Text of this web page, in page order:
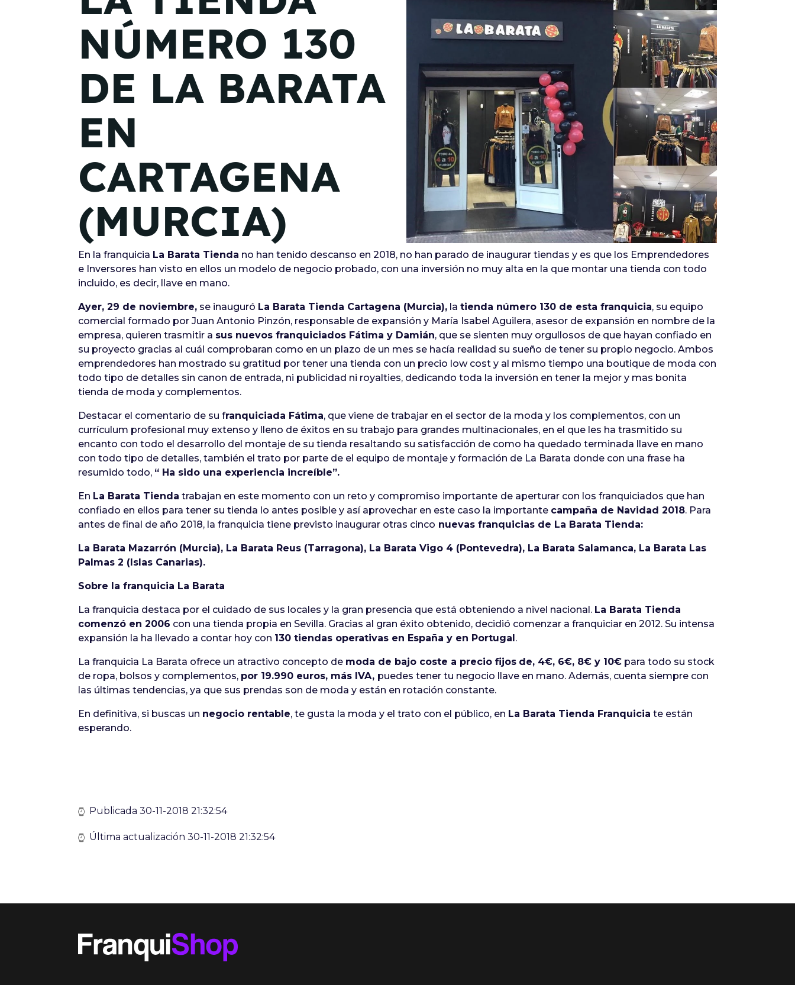
Madrid 2026 2 -08
Castilla-La Mancha
2026 -
22 de octubre
Barcelona 2026 2 -
05 de noviembre
Infórmate
NÚMERO 130
DE LA BARATA
EN
CARTAGENA
(MURCIA)
En la franquicia La Barata Tienda no han tenido descanso en 2018, no han parado de inaugurar tiendas y es que los Emprendedores
e Inversores han visto en ellos un modelo de negocio probado, con una inversión no muy alta en la que montar una tienda con todo
incluido, es decir, llave en mano.
Ayer, 29 de noviembre, se inauguró La Barata Tienda Cartagena (Murcia), la tienda número 130 de esta franquicia, su equipo
comercial formado por Juan Antonio Pinzón, responsable de expansión y María Isabel Aguilera, asesor de expansión en nombre de la
empresa, quieren trasmitir a sus nuevos franquiciados Fátima y Damián, que se sienten muy orgullosos de que hayan confiado en
su proyecto gracias al cuál comprobaran como en un plazo de un mes se hacía realidad su sueño de tener su propio negocio. Ambos
emprendedores han mostrado su gratitud por tener una tienda con un precio low cost y al mismo tiempo una boutique de moda con
todo tipo de detalles sin canon de entrada, ni publicidad ni royalties, dedicando toda la inversión en tener la mejor y mas bonita
tienda de moda y complementos.
Destacar el comentario de su franquiciada Fátima, que viene de trabajar en el sector de la moda y los complementos, con un
currículum profesional muy extenso y lleno de éxitos en su trabajo para grandes multinacionales, en el que les ha trasmitido su
encanto con todo el desarrollo del montaje de su tienda resaltando su satisfacción de como ha quedado terminada llave en mano
con todo tipo de detalles, también el trato por parte de el equipo de montaje y formación de La Barata donde con una frase ha
resumido todo, “ Ha sido una experiencia increíble”.
En La Barata Tienda trabajan en este momento con un reto y compromiso importante de aperturar con los franquiciados que han
confiado en ellos para tener su tienda lo antes posible y así aprovechar en este caso la importante campaña de Navidad 2018. Para
antes de final de año 2018, la franquicia tiene previsto inaugurar otras cinco nuevas franquicias de La Barata Tienda:
La Barata Mazarrón (Murcia), La Barata Reus (Tarragona), La Barata Vigo 4 (Pontevedra), La Barata Salamanca, La Barata Las
Palmas 2 (Islas Canarias).
Sobre la franquicia La Barata
La franquicia destaca por el cuidado de sus locales y la gran presencia que está obteniendo a nivel nacional. La Barata Tienda
comenzó en 2006 con una tienda propia en Sevilla. Gracias al gran éxito obtenido, decidió comenzar a franquiciar en 2012. Su intensa
expansión la ha llevado a contar hoy con 130 tiendas operativas en España y en Portugal.
La franquicia La Barata ofrece un atractivo concepto de moda de bajo coste a precio fijos de, 4€, 6€, 8€ y 10€ para todo su stock
de ropa, bolsos y complementos, por 19.990 euros, más IVA, puedes tener tu negocio llave en mano. Además, cuenta siempre con
las últimas tendencias, ya que sus prendas son de moda y están en rotación constante.
En definitiva, si buscas un negocio rentable, te gusta la moda y el trato con el público, en La Barata Tienda Franquicia te están
esperando.
Publicada 30-11-2018 21:32:54
Última actualización 30-11-2018 21:32:54